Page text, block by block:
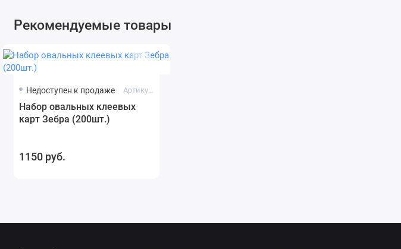
Рекомендуемые товары
Недоступен к продаже Артикул: 2283
Набор овальных клеевых
карт Зебра (200шт.)
1150 руб.